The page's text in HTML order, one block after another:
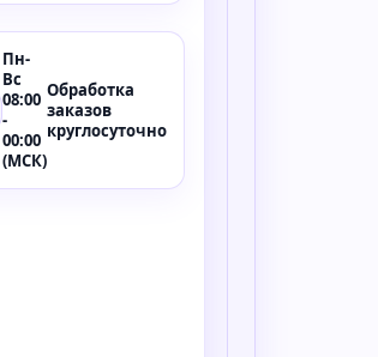
Пн-
Вс
08:00
-
00:00
(МСК)
Обработка
заказов
круглосуточно